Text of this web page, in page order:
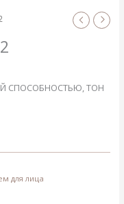
СПОСОБНОСТЬЮ, ТОН
для лица